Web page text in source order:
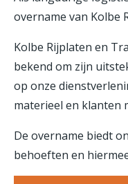
overname van Kolbe
Kolbe Rijplaten en
bekend om zijn
op onze
materieel en klanten
De overname biedt
behoeften en